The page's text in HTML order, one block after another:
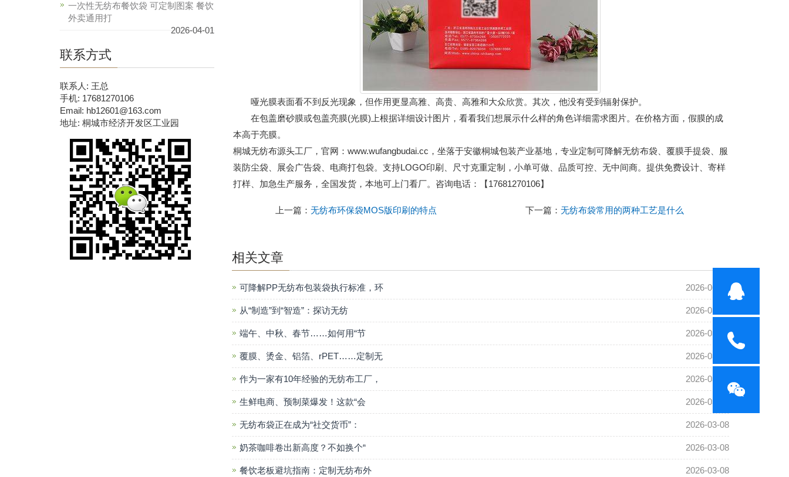
哑光膜表面看不到反光现象，但作用更显高雅、高贵、高雅和大众欣赏。其次，他没有受到辐射保护。
在包盖磨砂膜或包盖亮膜(光膜)上根据详细设计图片，看看我们想展示什么样的角色详细需求图片。在价格方面，假膜的成
本高于亮膜。
桐城无纺布源头工厂，官网：www.wufangbudai.cc，坐落于安徽桐城包装产业基地，专业定制可降解无纺布袋、覆膜手提袋、服
装防尘袋、展会广告袋、电商打包袋。支持LOGO印刷、尺寸克重定制，小单可做、品质可控、无中间商。提供免费设计、寄样
打样、加急生产服务，全国发货，本地可上门看厂。咨询电话：【17681270106】
上一篇： 无纺布环保袋MOS版印刷的特点 下一篇：无纺布袋常用的两种工艺是什么
相关文章
可降解PP无纺布包装袋执行标准，环 2026-06-30
从“制造”到“智造”：探访无纺 2026-03-08
端午、中秋、春节……如何用“节 2026-03-08
覆膜、烫金、铝箔、rPET……定制无 2026-03-08
作为一家有10年经验的无纺布工厂， 2026-03-08
生鲜电商、预制菜爆发！这款“会 2026-03-08
无纺布袋正在成为“社交货币”： 2026-03-08
奶茶咖啡卷出新高度？不如换个“ 2026-03-08
餐饮老板避坑指南：定制无纺布外 2026-03-08
一次性无纺布餐饮袋 可定制图案 餐饮
外卖通用打
2026-04-01
联系方式
联系人: 王总
手机: 17681270106
Email: hb12601@163.com
地址: 桐城市经济开发区工业园